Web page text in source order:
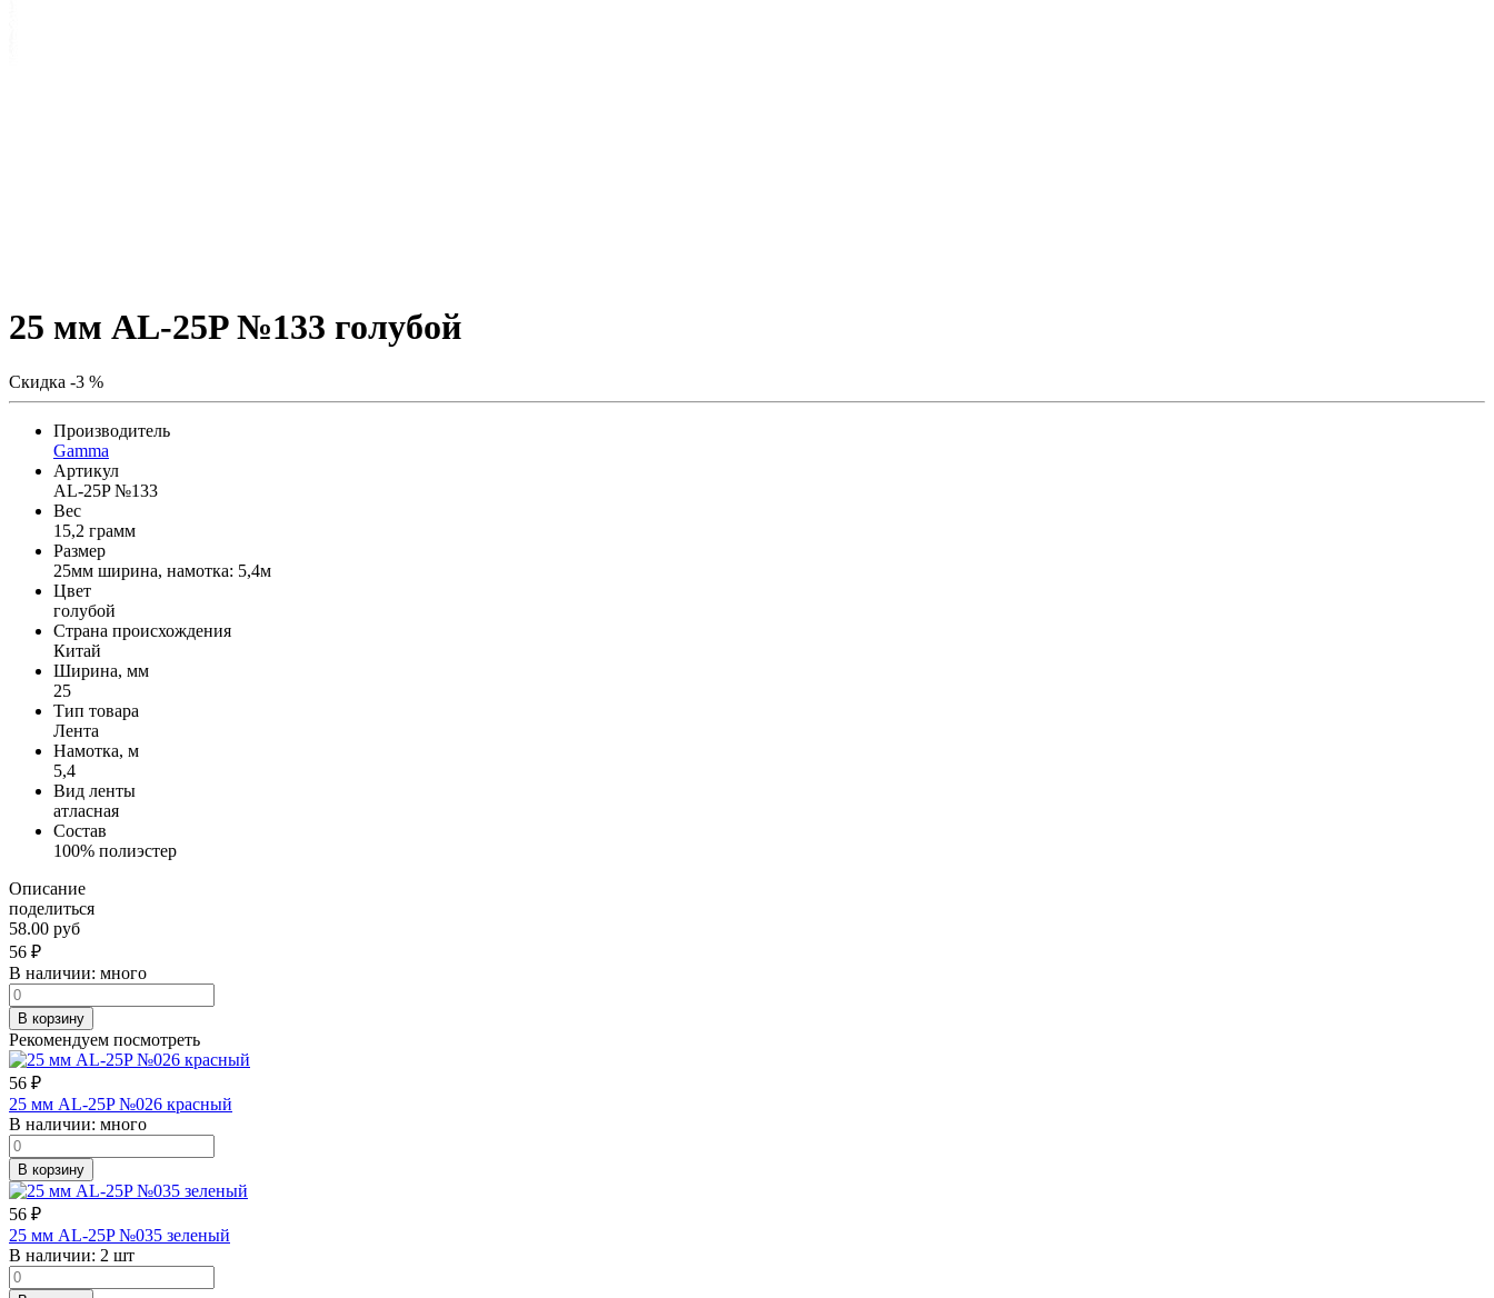
25 мм AL-25P №133 голубой
Скидка -3 %
Производитель
Gamma
Артикул
AL-25P №133
Вес
15,2 грамм
Размер
25мм ширина, намотка: 5,4м
Цвет
голубой
Страна происхождения
Китай
Ширина, мм
25
Тип товара
Лента
Намотка, м
5,4
Вид ленты
атласная
Состав
100% полиэстер
Описание
поделиться
58.00 руб
56 ₽
В наличии: много
В корзину
Рекомендуем посмотреть
56 ₽
25 мм AL-25P №026 красный
В наличии: много
В корзину
56 ₽
25 мм AL-25P №035 зеленый
В наличии: 2 шт